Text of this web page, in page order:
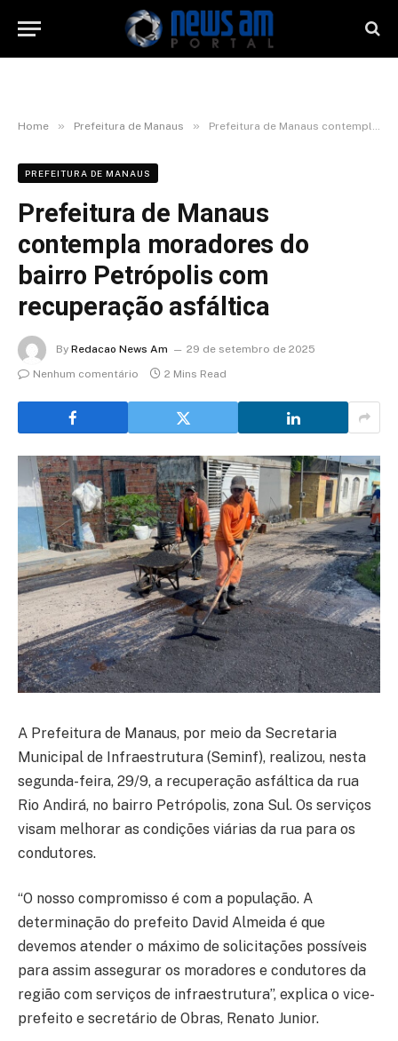
Home » Prefeitura de Manaus » Prefeitura de Manaus contempla moradores do bairro Petrópolis com recuperação asfáltica
PREFEITURA DE MANAUS
Prefeitura de Manaus
contempla moradores do
bairro Petrópolis com
recuperação asfáltica
By Redacao News Am
29 de setembro de 2025
Nenhum comentário
2 Mins Read
A Prefeitura de Manaus, por meio da Secretaria
Municipal de Infraestrutura (Seminf), realizou, nesta
segunda-feira, 29/9, a recuperação asfáltica da rua
Rio Andirá, no bairro Petrópolis, zona Sul. Os serviços
visam melhorar as condições viárias da rua para os
condutores.
“O nosso compromisso é com a população. A
determinação do prefeito David Almeida é que
devemos atender o máximo de solicitações possíveis
para assim assegurar os moradores e condutores da
região com serviços de infraestrutura”, explica o vice-
prefeito e secretário de Obras, Renato Junior.